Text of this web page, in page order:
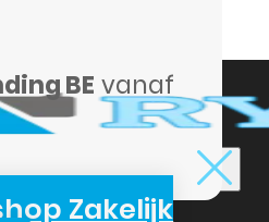
Zakelijk
BE vanaf